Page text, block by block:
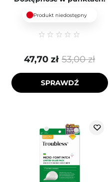
Produkt niedostępny
53,00 zł
47,70 zł
SPRAWDŹ